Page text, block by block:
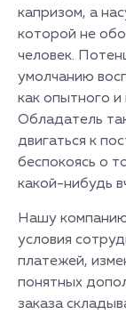
капризом, а
которой не
человек.
умолчанию
как опытного и
Обладатель
двигаться к
беспокоясь о
какой-нибудь
Нашу
условия
платежей,
понятных
заказа